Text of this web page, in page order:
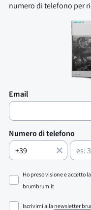
numero di telefono per
Email
Numero di telefono
Ho preso visione e accetto la
brumbrum.it
Iscrivimi alla newsletter